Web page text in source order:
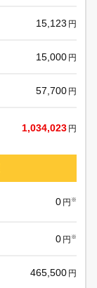
15,123 円
15,000 円
57,700 円
1,034,023 円
0 円 ※
0 円 ※
465,500 円